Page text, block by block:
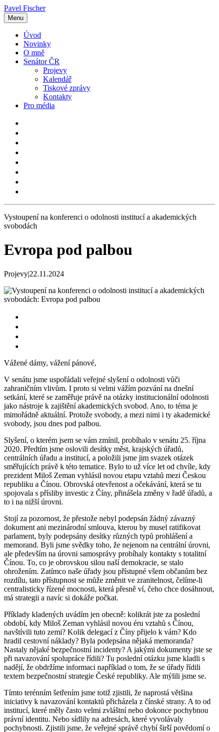
Pavel Fischer
Menu
Úvod
Novinky
O mně
Senátor ČR
Projevy
Kalendář
Tiskové zprávy
Kontakty
Pro média
Vystoupení na konferenci o odolnosti institucí a akademických
svobodách
Evropa pod palbou
Projevy|22.11.2024
Vážené dámy, vážení pánové,
V senátu jsme uspořádali veřejné slyšení o odolnosti vůči
zahraničním vlivům. I proto si velmi vážím pozvání na dnešní
setkání, které se zaměřuje právě na otázky institucionální odolnosti
jako nástroje k zajištění akademických svobod. Ano, to téma je
mimořádně aktuální. Protože svobody, a mezi nimi i ty akademické
svobody, jsou dnes pod palbou.
Slyšení, o kterém jsem se vám zmínil, probíhalo v senátu 25. října
2020. Předtím jsme oslovili desítky měst, krajských úřadů,
centrálních úřadu a institucí, a položili jsme jim svazek otázek
směřujících právě k této tematice. Bylo to už více let od chvíle, kdy
prezident Miloš Zeman vyhlásil novou etapu vztahů mezi Českou
republiku a Čínou. Obrovská otevřenost a očekávání, která se tu
spojovala s přísliby investic z Číny, přinášela změny v řadě úřadů, a
to i na nižší úrovni.
Stojí za pozornost, že přestože nebyl podepsán žádný závazný
dokument ani mezinárodní smlouva, kterou by musel ratifikovat
parlament, byly podepsány desítky různých typů prohlášení a
memorand. Byli jsme svědky toho, že nejenom na centrální úrovni,
ale především na úrovni samosprávy probíhaly kontakty s totalitní
Čínou. To, co je obrovskou silou naší demokracie, se stalo
ohrožením. Zatímco naše úřady jsou přístupné všem občanům bez
rozdílu, tato přístupnost se může změnit ve zranitelnost, čelíme-li
centralisticky řízené mocnosti, která přesně ví, čeho chce dosáhnout,
má strategii a navíc si dokáže počkat.
Příklady kladených uvádím jen obecně: kolikrát jste za poslední
období, kdy Miloš Zeman vyhlásil novou éru vztahů s Čínou,
navštívili tuto zemi? Kolik delegací z Číny přijelo k vám? Kdo
hradil cestovní náklady? Byla podepsána nějaká memoranda?
Nastaly nějaké bezpečnostní incidenty? A jakými dokumenty jste se
při navazování spolupráce řídili? Tu poslední otázku jsme kladli s
nadějí, že obdržíme informaci například o tom, že se úřady řídili
textem bezpečnostní strategie České republiky. Ale mýlili jsme se.
Tímto terénním šetřením jsme totiž zjistili, že naprostá většina
iniciativy k navazování kontaktů přicházela z čínské strany. A to od
institucí, které měly často velmi zvláštní nebo dokonce pochybnou
právní identitu. Nebo sídlily na adresách, které vyvolávaly
pochybnosti. Zjistili jsme, že veřejné správě chybí širší povědomí o